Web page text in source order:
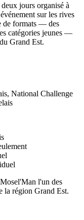
jours organisé à
sur les rives
de formats — des
catégories jeunes —
Grand Est.
National Challenge
l'un des
la région Grand Est.